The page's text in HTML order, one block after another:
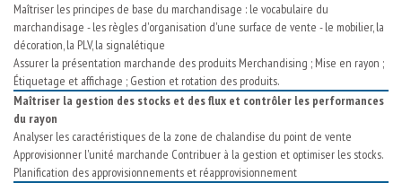
Maîtriser les principes de base du marchandisage : le vocabulaire du
marchandisage - les règles d'organisation d'une surface de vente - le mobilier, la
décoration, la PLV, la signalétique
Assurer la présentation marchande des produits Merchandising ; Mise en rayon ;
Étiquetage et affichage ; Gestion et rotation des produits.
Maîtriser la gestion des stocks et des flux et contrôler les performances
du rayon
Analyser les caractéristiques de la zone de chalandise du point de vente
Approvisionner l'unité marchande Contribuer à la gestion et optimiser les stocks.
Planification des approvisionnements et réapprovisionnement